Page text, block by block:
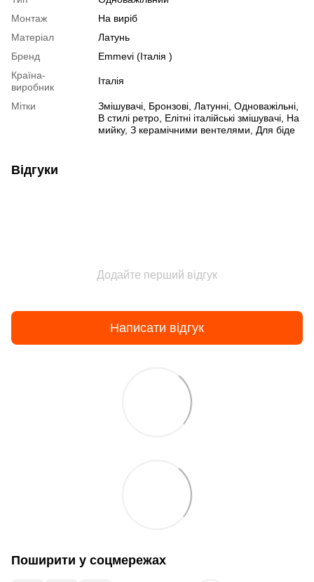
Монтаж
На виріб
Матеріал
Латунь
Бренд
Emmevi (Італія )
Країна-
виробник
Італія
Мітки Змішувачі Бронзові Латунні Одноважільні
В стилі ретро Елітні італійські змішувачі На
мийку, З керамічними вентелями Для біде
Відгуки
Додайте перший відгук
Написати відгук
Поширити у соцмережах